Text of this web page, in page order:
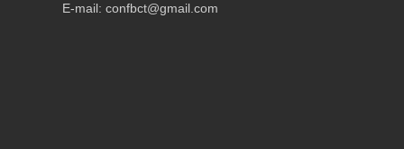
E-mail: confbct@gmail.com